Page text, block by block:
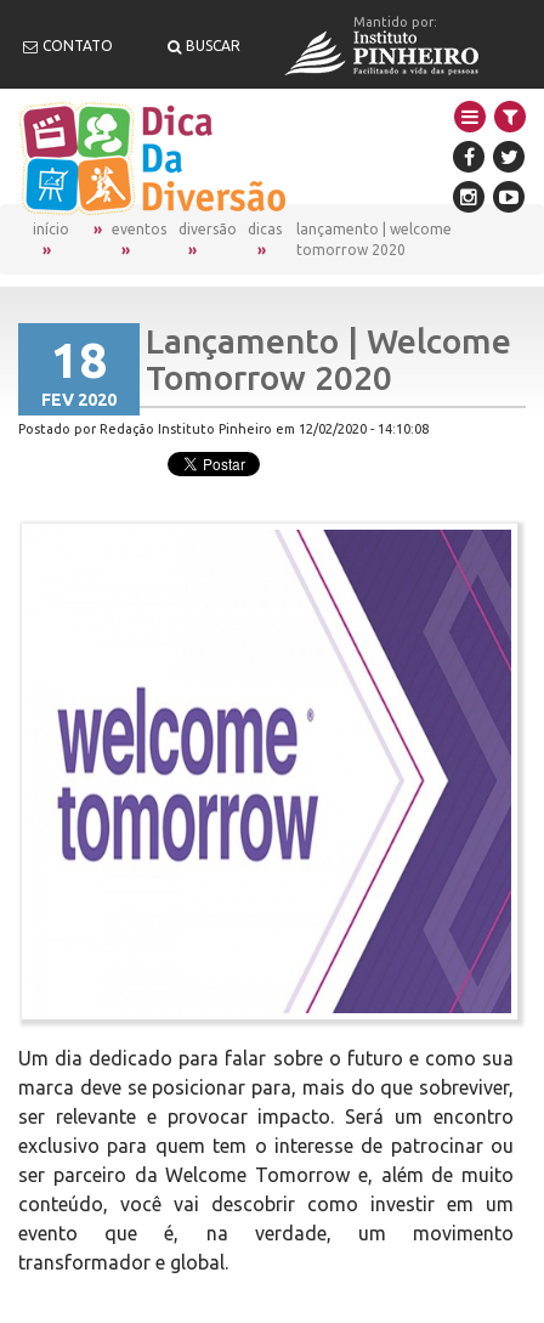
CONTATO BUSCAR
Mantido por:
início eventos diversão dicas
lançamento | welcome
tomorrow 2020
18
FEV 2020
Lançamento | Welcome
Tomorrow 2020
Postado por Redação Instituto Pinheiro em 12/02/2020 - 14:10:08
Um dia dedicado para falar sobre o futuro e como sua
marca deve se posicionar para, mais do que sobreviver,
ser relevante e provocar impacto. Será um encontro
exclusivo para quem tem o interesse de patrocinar ou
ser parceiro da Welcome Tomorrow e, além de muito
conteúdo, você vai descobrir como investir em um
evento que é, na verdade, um movimento
transformador e global.